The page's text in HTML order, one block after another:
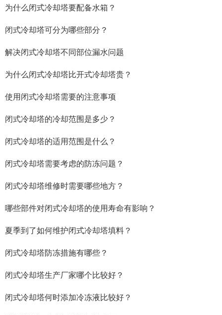
为什么闭式冷却塔要配备水箱？
闭式冷却塔可分为哪些部分？
解决闭式冷却塔不同部位漏水问题
为什么闭式冷却塔比开式冷却塔贵？
使用闭式冷却塔需要的注意事项
闭式冷却塔的冷却范围是多少？
闭式冷却塔的适用范围是什么？
闭式冷却塔需要考虑的防冻问题？
闭式冷却塔维修时需要哪些地方？
哪些部件对闭式冷却塔的使用寿命有影响？
夏季到了如何维护闭式冷却塔填料？
闭式冷却塔防冻措施有哪些？
闭式冷却塔生产厂家哪个比较好？
闭式冷却塔何时添加冷冻液比较好？